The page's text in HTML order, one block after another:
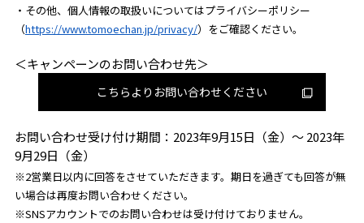
・その他、個人情報の取扱いについてはプライバシーポリシー
（https://www.tomoechan.jp/privacy/）をご確認ください。
＜キャンペーンのお問い合わせ先＞
こちらよりお問い合わせください
お問い合わせ受け付け期間：2023年9月15日（金）〜 2023年
9月29日（金）
※2営業日以内に回答をさせていただきます。期日を過ぎても回答が無
い場合は再度お問い合わせください。
※SNSアカウントでのお問い合わせは受け付けておりません。